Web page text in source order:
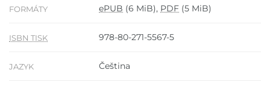
FORMÁTY ePUB (6 MiB), PDF (5 MiB)
ISBN TISK 978-80-271-5567-5
JAZYK Čeština